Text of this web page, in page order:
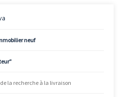
neuf
la recherche à la livraison